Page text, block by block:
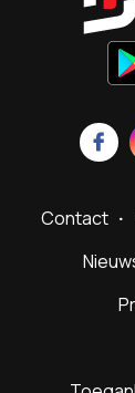
Contact